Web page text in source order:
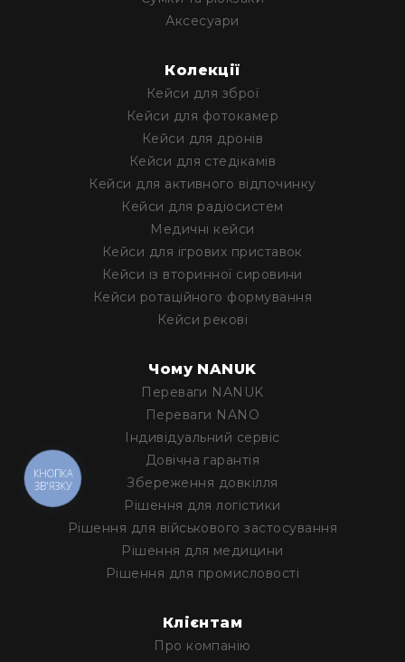
Аксесуари
Колекції
Кейси для зброї
Кейси для фотокамер
Кейси для дронів
Кейси для стедікамів
Кейси для активного відпочинку
Кейси для радіосистем
Медичні кейси
Кейси для ігрових приставок
Кейси із вторинної сировини
Кейси ротаційного формування
Кейси рекові
Чому NANUK
Переваги NANUK
Переваги NANO
Iндивідуальний сервіс
Довічна гарантія
Збереження довкілля
Рішення для логістики
Рішення для військового застосування
Рішення для медицини
Рішення для промисловості
Клієнтам
Про компанію
КНОПКА
ЗВ'ЯЗКУ